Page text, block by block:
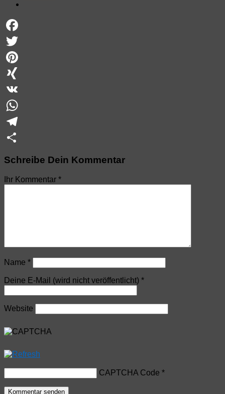
Facebook
Twitter
Pinterest
XING
VK
WhatsApp
Telegram
Schreibe Dein Kommentar
Ihr Kommentar *
Name *
Deine E-Mail (wird nicht veröffentlicht) *
Website
CAPTCHA Code *